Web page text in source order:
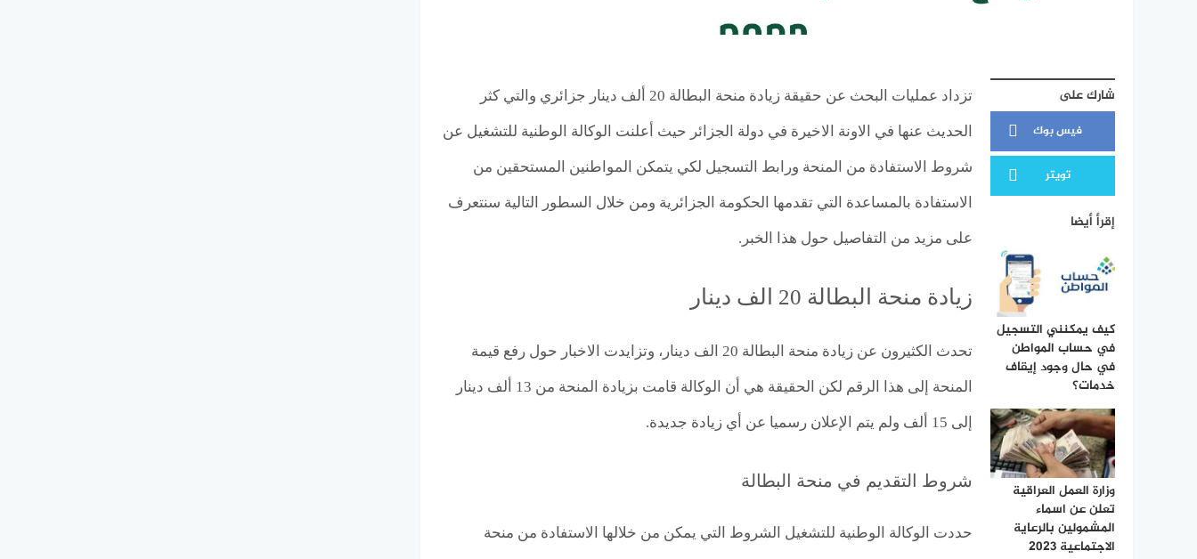
شارك على
فيس بوك
تويتر
إقرأ أيضا
كيف يمكنني التسجيل
في حساب المواطن
في حال وجود إيقاف
خدمات؟
وزارة العمل العراقية
تعلن عن اسماء
المشمولين بالرعاية
الاجتماعية 2023
تزداد عمليات البحث عن حقيقة زيادة منحة البطالة 20 ألف دينار جزائري والتي كثر
الحديث عنها في الاونة الاخيرة في دولة الجزائر حيث أعلنت الوكالة الوطنية للتشغيل عن
شروط الاستفادة من المنحة ورابط التسجيل لكي يتمكن المواطنين المستحقين من
الاستفادة بالمساعدة التي تقدمها الحكومة الجزائرية ومن خلال السطور التالية سنتعرف
على مزيد من التفاصيل حول هذا الخبر.
زيادة منحة البطالة 20 الف دينار
تحدث الكثيرون عن زيادة منحة البطالة 20 الف دينار، وتزايدت الاخبار حول رفع قيمة
المنحة إلى هذا الرقم لكن الحقيقة هي أن الوكالة قامت بزيادة المنحة من 13 ألف دينار
إلى 15 ألف ولم يتم الإعلان رسميا عن أي زيادة جديدة.
شروط التقديم في منحة البطالة
حددت الوكالة الوطنية للتشغيل الشروط التي يمكن من خلالها الاستفادة من منحة